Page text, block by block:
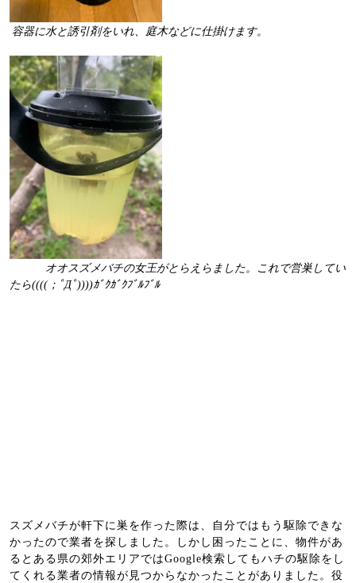
容器に水と誘引剤をいれ、庭木などに仕掛けます。
オオスズメバチの女王がとらえらました。これで営巣してい
たら((((；ﾟДﾟ))))ｶﾞｸｶﾞｸﾌﾞﾙﾌﾞﾙ
スズメバチが軒下に巣を作った際は、自分ではもう駆除できな
かったので業者を探しました。しかし困ったことに、物件があ
るとある県の郊外エリアではGoogle検索してもハチの駆除をし
てくれる業者の情報が見つからなかったことがありました。役